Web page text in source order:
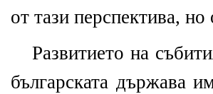
от тази перспектива,
Развитието на
българската държава